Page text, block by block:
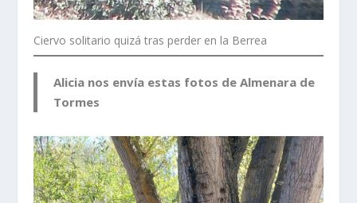
Ciervo solitario quizá tras perder en la Berrea
Alicia nos envía estas fotos de Almenara de
Tormes